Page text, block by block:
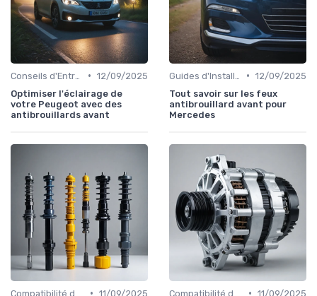
• 12/09/2025
Optimiser l'éclairage de
votre Peugeot avec des
antibrouillards avant
• 12/09/2025
Tout savoir sur les feux
antibrouillard avant pour
Mercedes
• 11/09/2025
• 11/09/2025